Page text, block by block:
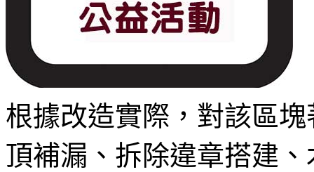
根據改造實際，對該區
頂補漏、拆除違章搭建